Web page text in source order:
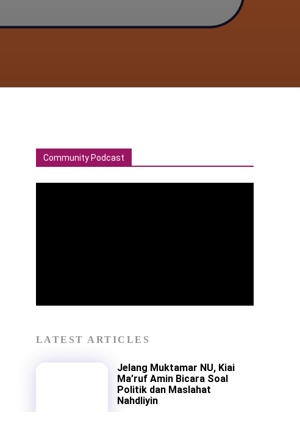
Community Podcast
LATEST ARTICLES
Jelang Muktamar NU, Kiai
Ma’ruf Amin Bicara Soal
Politik dan Maslahat
Nahdliyin